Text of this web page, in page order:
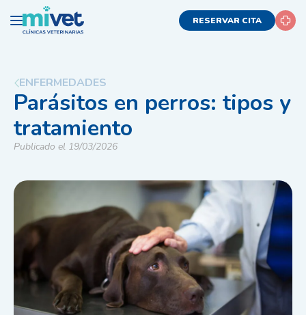
RESERVAR CITA
ENFERMEDADES
Parásitos en perros: tipos y
tratamiento
Publicado el 19/03/2026